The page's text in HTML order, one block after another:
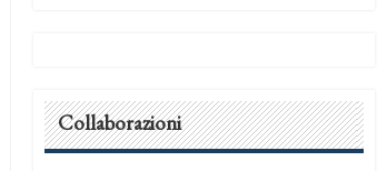
Collaborazioni